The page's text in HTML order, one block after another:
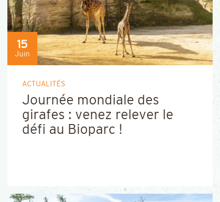
15
Juin
ACTUALITÉS
Journée mondiale des
girafes : venez relever le
défi au Bioparc !